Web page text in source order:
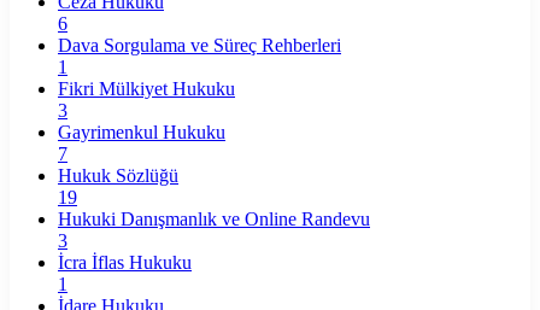
6
Dava Sorgulama ve Süreç Rehberleri
1
Fikri Mülkiyet Hukuku
3
Gayrimenkul Hukuku
7
Hukuk Sözlüğü
19
Hukuki Danışmanlık ve Online Randevu
3
İcra İflas Hukuku
1
İdare Hukuku